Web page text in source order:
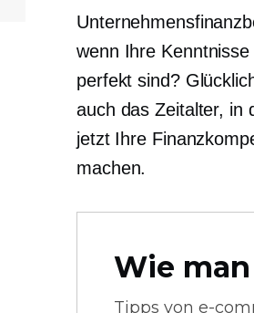
wenn Ihre
perfekt sind?
auch das Zeitalter, in
jetzt Ihre
machen.
Wie
Tipps von e-